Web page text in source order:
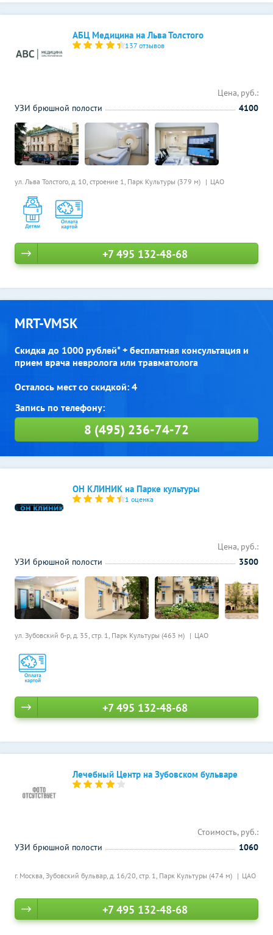
АБЦ Медицина на Льва Толстого
137 отзывов
ул. Льва Толстого, д. 10, строение 1, Парк Культуры (379 м) ЦАО
Цена, руб.:
УЗИ брюшной полости
4100
+7 495 132-48-68
MRT-VMSK
Скидка до 1000 рублей* + бесплатная консультация и
прием врача невролога или травматолога
Осталось мест со скидкой: 4
8 (495) 236-74-72
ОН КЛИНИК на Парке культуры
1 оценка
ул. Зубовский б-р, д. 35, стр. 1, Парк Культуры (463 м) ЦАО
Цена, руб.:
УЗИ брюшной полости
3500
+7 495 132-48-68
Лечебный Центр на Зубовском бульваре
г. Москва, Зубовский бульвар, д. 16/20, стр. 1, Парк Культуры (474 м) ЦАО
Стоимость, руб.:
УЗИ брюшной полости
1060
+7 495 132-48-68